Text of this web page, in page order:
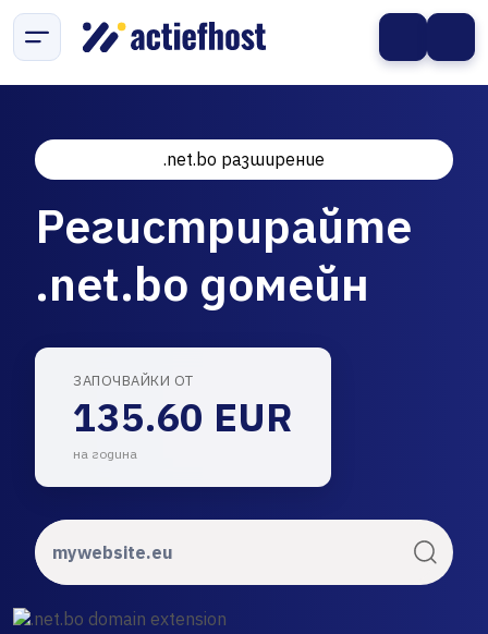
.net.bo разширение
Регистрирайте
.net.bo домейн
ЗАПОЧВАЙКИ ОТ
135.60 EUR
на година